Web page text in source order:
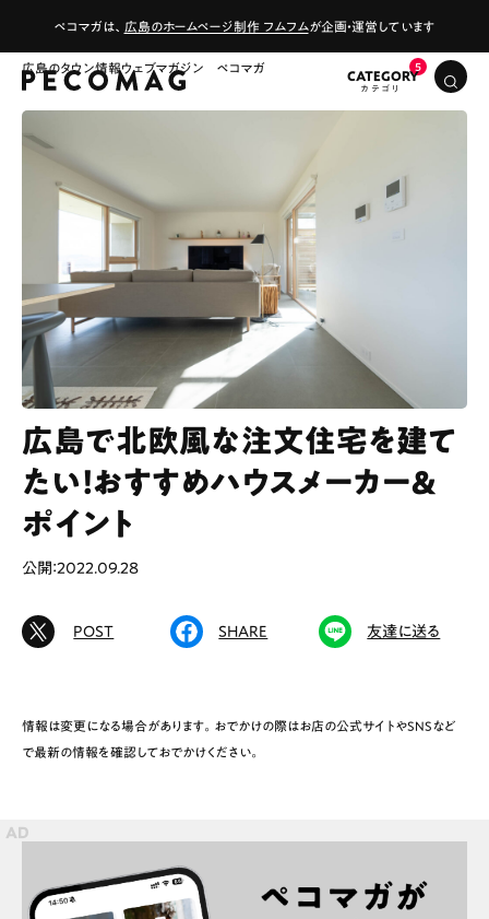
ペコマガは、 広島のホームページ制作 フムフムが企画・運営しています
広島のタウン情報ウェブマガジン ペコマガ
CATEGORY
# ファミリーにおすすめ
# 中区
# テイクアウト
Gourmet News
ペコマガとは
広島で北欧風な注文住宅を建て
たい！おすすめハウスメーカー＆
ポイント
公開：2022.09.28
POST SHARE 友達に送る
情報は変更になる場合があります。おでかけの際はお店の公式サイトやSNSなど
で最新の情報を確認しておでかけください。